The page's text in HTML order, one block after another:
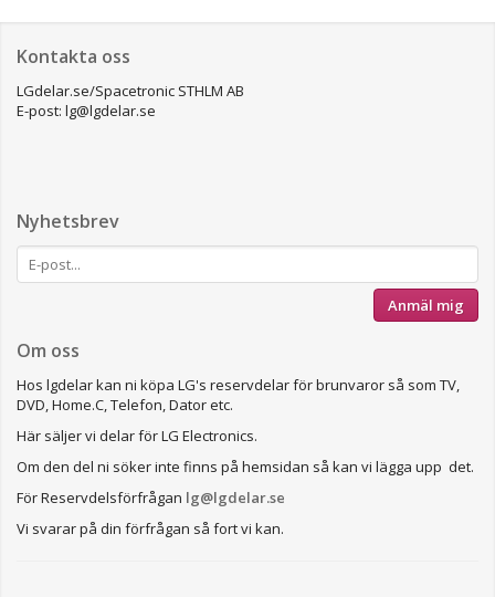
Kontakta oss
LGdelar.se/Spacetronic STHLM AB
E-post: lg@lgdelar.se
Nyhetsbrev
Anmäl mig
Om oss
Hos lgdelar kan ni köpa LG's reservdelar för brunvaror så som TV,
DVD, Home.C, Telefon, Dator etc.
Här säljer vi delar för LG Electronics.
Om den del ni söker inte finns på hemsidan så kan vi lägga upp det.
För Reservdelsförfrågan lg@lgdelar.se
Vi svarar på din förfrågan så fort vi kan.